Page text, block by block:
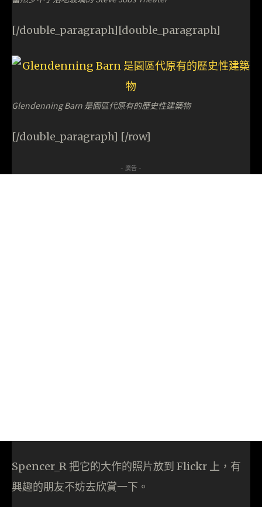
[/double_paragraph][double_paragraph]
Glendenning Barn 是園區代原有的歷史性建築物
[/double_paragraph] [/row]
- 廣告 -
Spencer_R 把它的大作的照片放到 Flickr 上，有
興趣的朋友不妨去欣賞一下。